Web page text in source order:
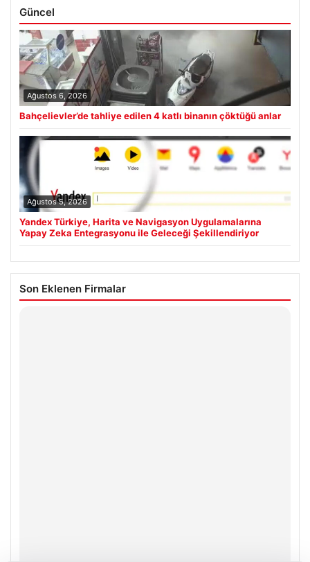
Güncel
Ağustos 6, 2026
Bahçelievler’de tahliye edilen 4 katlı binanın çöktüğü anlar
Ağustos 5, 2026
Yandex Türkiye, Harita ve Navigasyon Uygulamalarına
Yapay Zeka Entegrasyonu ile Geleceği Şekillendiriyor
Son Eklenen Firmalar